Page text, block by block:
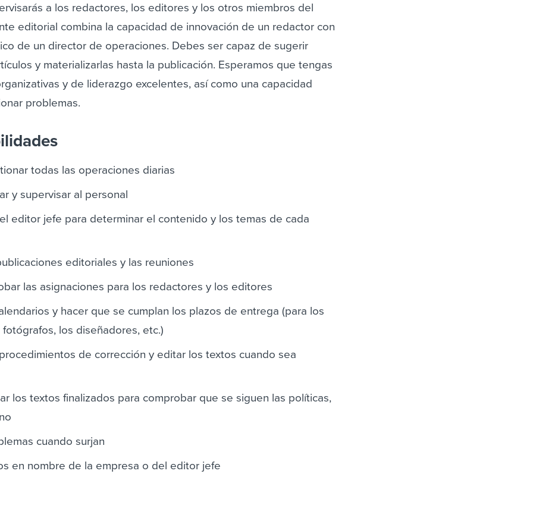
a los redactores, los editores y los otros miembros del
editorial combina la capacidad de innovación de un redactor con
de un director de operaciones. Debes ser capaz de sugerir
y materializarlas hasta la publicación. Esperamos que tengas
y de liderazgo excelentes, así como una capacidad
problemas.
todas las operaciones diarias
y supervisar al personal
editor jefe para determinar el contenido y los temas de cada
editoriales y las reuniones
las asignaciones para los redactores y los editores
y hacer que se cumplan los plazos de entrega (para los
los diseñadores, etc.)
de corrección y editar los textos cuando sea
los textos finalizados para comprobar que se siguen las políticas,
cuando surjan
en nombre de la empresa o del editor jefe